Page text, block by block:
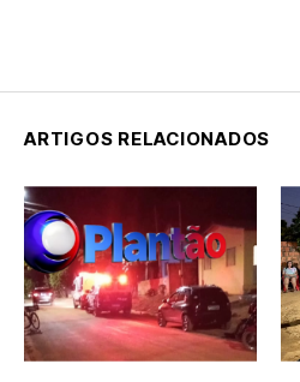
ARTIGOS RELACIONADOS